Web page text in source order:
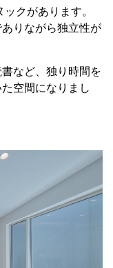
クがあります。
りながら独立性が
など、独り時間を
空間になりまし